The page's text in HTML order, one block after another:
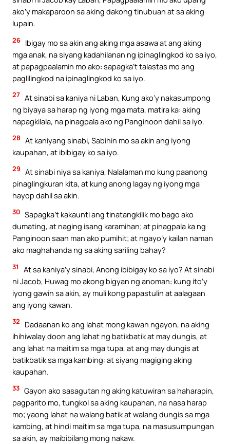
ako’y makaparoon sa aking dakong tinubuan at sa aking
lupain.
26 Ibigay mo sa akin ang aking mga asawa at ang aking
mga anak, na siyang kadahilanan ng ipinaglingkod ko sa iyo,
at papagpaalamin mo ako: sapagka’t talastas mo ang
paglilingkod na ipinaglingkod ko sa iyo.
27 At sinabi sa kaniya ni Laban, Kung ako’y nakasumpong
ng biyaya sa harap ng iyong mga mata, matira ka: aking
napagkilala, na pinagpala ako ng Panginoon dahil sa iyo.
28 At kaniyang sinabi, Sabihin mo sa akin ang iyong
kaupahan, at ibibigay ko sa iyo.
29 At sinabi niya sa kaniya, Nalalaman mo kung paanong
pinaglingkuran kita, at kung anong lagay ng iyong mga
hayop dahil sa akin.
30 Sapagka’t kakaunti ang tinatangkilik mo bago ako
dumating, at naging isang karamihan; at pinagpala ka ng
Panginoon saan man ako pumihit; at ngayo’y kailan naman
ako maghahanda ng sa aking sariling bahay?
31
At sa kaniya’y sinabi, Anong ibibigay ko sa iyo? At sinabi
ni Jacob, Huwag mo akong bigyan ng anoman: kung ito’y
iyong gawin sa akin, ay muli kong papastulin at aalagaan
ang iyong kawan.
32
Dadaanan ko ang lahat mong kawan ngayon, na aking
ihihiwalay doon ang lahat ng batikbatik at may dungis, at
ang lahat na maitim sa mga tupa, at ang may dungis at
batikbatik sa mga kambing: at siyang magiging aking
kaupahan.
33 Gayon ako sasagutan ng aking katuwiran sa haharapin,
pagparito mo, tungkol sa aking kaupahan, na nasa harap
mo; yaong lahat na walang batik at walang dungis sa mga
kambing, at hindi maitim sa mga tupa, na masusumpungan
sa akin, ay maibibilang mong nakaw.